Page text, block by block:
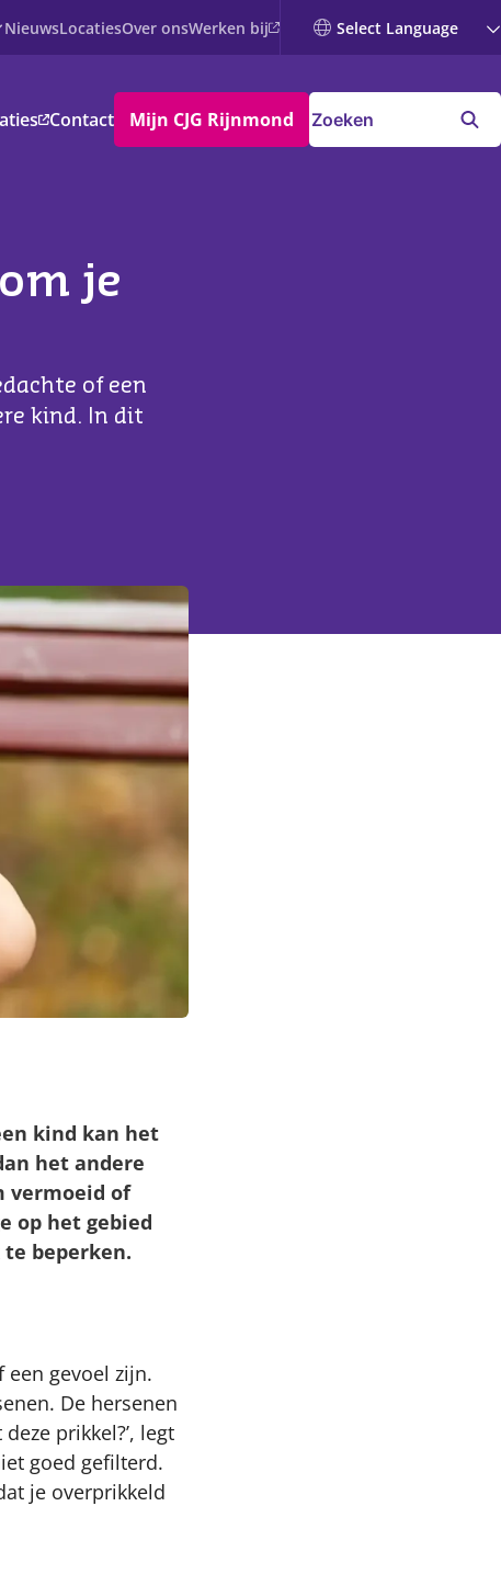
NieuwsLocatiesOver onsWerken bij
Contact Mijn CJG Rijnmond
je
of een
kind. In dit
kind kan het
het andere
vermoeid of
op het gebied
beperken.
een gevoel zijn.
De hersenen
prikkel?’, legt
goed gefilterd.
je overprikkeld